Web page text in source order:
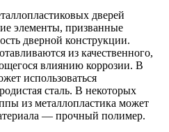
дверей
элементы, призванные
дверной конструкции.
из качественного,
влиянию коррозии. В
использоваться
сталь. В некоторых
из металлопластика может
— прочный полимер.